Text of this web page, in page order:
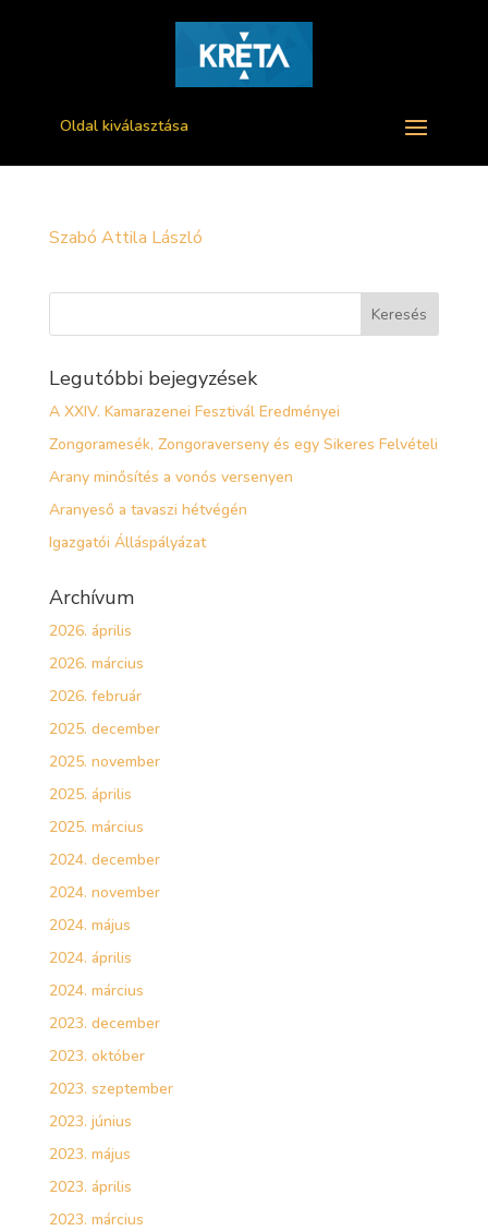
Oldal kiválasztása
Szabó Attila László
Legutóbbi bejegyzések
A XXIV. Kamarazenei Fesztivál Eredményei
Zongoramesék, Zongoraverseny és egy Sikeres Felvételi
Arany minősítés a vonós versenyen
Aranyeső a tavaszi hétvégén
Igazgatói Álláspályázat
Archívum
2026. április
2026. március
2026. február
2025. december
2025. november
2025. április
2025. március
2024. december
2024. november
2024. május
2024. április
2024. március
2023. december
2023. október
2023. szeptember
2023. június
2023. május
2023. április
2023. március